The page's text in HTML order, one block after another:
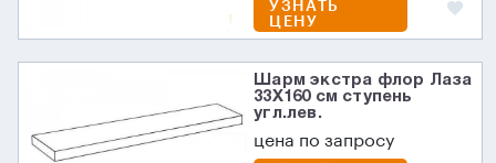
УЗНАТЬ
ЦЕНУ
Шарм экстра флор Лаза
33X160 см ступень
угл.лев.
цена по запросу